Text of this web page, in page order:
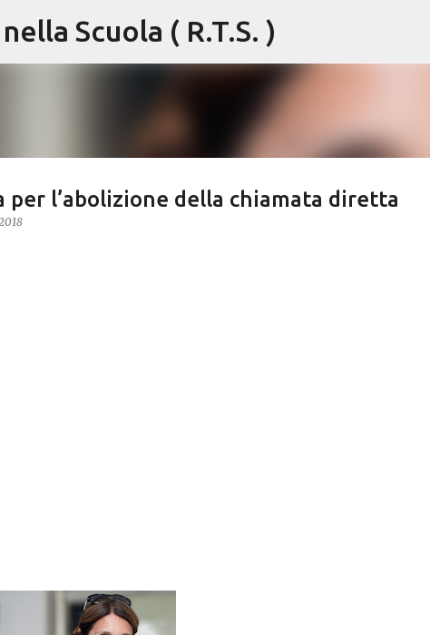
Passa ai contenuti principali
Scuola ( R.T.S. )
per l’abolizione della chiamata diretta